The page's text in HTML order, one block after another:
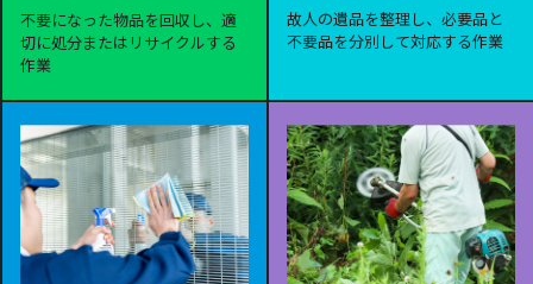
不要になった物品を回収し、適
切に処分またはリサイクルする
作業
故人の遺品を整理し、必要品と
不要品を分別して対応する作業